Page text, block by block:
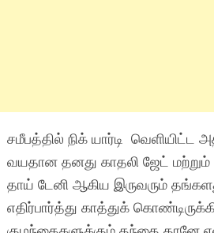
சமீபத்தில் நிக் யார்டி வெளியிட்ட
வயதான தனது காதலி ஜேட்
தாய் டேனி ஆகிய இருவரும்
எதிர்பார்த்து காத்துக்